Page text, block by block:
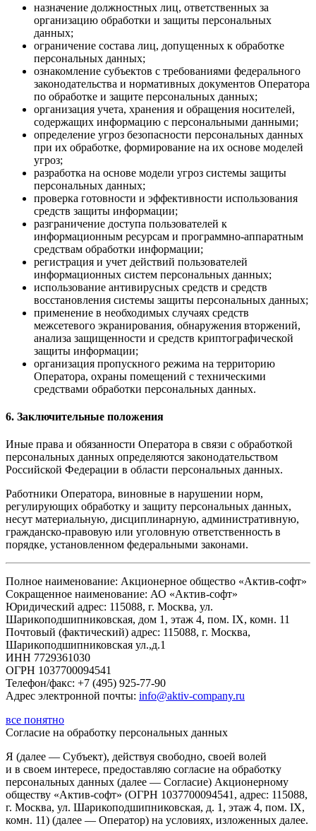
назначение должностных лиц, ответственных за
организацию обработки и защиты персональных
данных;
ограничение состава лиц, допущенных к обработке
персональных данных;
ознакомление субъектов с требованиями федерального
законодательства и нормативных документов Оператора
по обработке и защите персональных данных;
организация учета, хранения и обращения носителей,
содержащих информацию с персональными данными;
определение угроз безопасности персональных данных
при их обработке, формирование на их основе моделей
угроз;
разработка на основе модели угроз системы защиты
персональных данных;
проверка готовности и эффективности использования
средств защиты информации;
разграничение доступа пользователей к
информационным ресурсам и программно-аппаратным
средствам обработки информации;
регистрация и учет действий пользователей
информационных систем персональных данных;
использование антивирусных средств и средств
восстановления системы защиты персональных данных;
применение в необходимых случаях средств
межсетевого экранирования, обнаружения вторжений,
анализа защищенности и средств криптографической
защиты информации;
организация пропускного режима на территорию
Оператора, охраны помещений с техническими
средствами обработки персональных данных.
6. Заключительные положения
Иные права и обязанности Оператора в связи с обработкой
персональных данных определяются законодательством
Российской Федерации в области персональных данных.
Работники Оператора, виновные в нарушении норм,
регулирующих обработку и защиту персональных данных,
несут материальную, дисциплинарную, административную,
гражданско-правовую или уголовную ответственность в
порядке, установленном федеральными законами.
Полное наименование: Акционерное общество «Актив-софт»
Сокращенное наименование: АО «Актив-софт»
Юридический адрес: 115088, г. Москва, ул.
Шарикоподшипниковская, дом 1, этаж 4, пом. IX, комн. 11
Почтовый (фактический) адрес: 115088, г. Москва,
Шарикоподшипниковская ул.,д.1
ИНН 7729361030
ОГРН 1037700094541
Телефон/факс: +7 (495) 925-77-90
Адрес электронной почты: info@aktiv-company.ru
все понятно
Согласие на обработку персональных данных
Я (далее — Субъект), действуя свободно, своей волей
и в своем интересе, предоставляю согласие на обработку
персональных данных (далее — Согласие) Акционерному
обществу «Актив-софт» (ОГРН 1037700094541, адрес: 115088,
г. Москва, ул. Шарикоподшипниковская, д. 1, этаж 4, пом. IX,
комн. 11) (далее — Оператор) на условиях, изложенных далее.